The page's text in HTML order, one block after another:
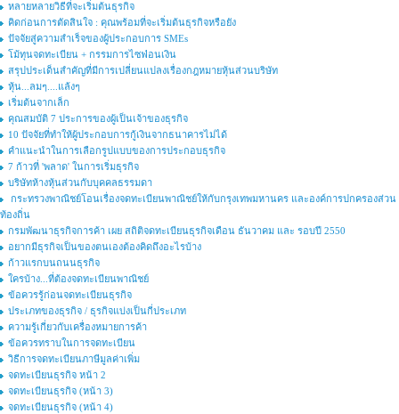
หลายหลายวิธีที่จะเริ่มต้นธุรกิจ
คิดก่อนการตัดสินใจ : คุณพร้อมที่จะเริ่มต้นธุรกิจหรือยัง
ปัจจัยสู่ความสำเร็จของผู้ประกอบการ SMEs
โม้ทุนจดทะเบียน + กรรมการไซฟ่อนเงิน
สรุปประเด็นสำคัญที่มีการเปลี่ยนแปลงเรื่องกฎหมายหุ้นส่วนบริษัท
หุ้น...ลมๆ....แล้งๆ
เริ่มต้นจากเล็ก
คุณสมบัติ 7 ประการของผู้เป็นเจ้าของธุรกิจ
10 ปัจจัยที่ทำให้ผู้ประกอบการกู้เงินจากธนาคารไม่ได้
คำแนะนำในการเลือกรูปแบบของการประกอบธุรกิจ
7 ก้าวที่ 'พลาด' ในการเริ่มธุรกิจ
บริษัทห้างหุ้นส่วนกับบุคคลธรรมดา
กระทรวงพาณิชย์โอนเรื่องจดทะเบียนพาณิชย์ให้กับกรุงเทพมหานคร และองค์การปกครองส่วน
ท้องถิ่น
กรมพัฒนาธุรกิจการค้า เผย สถิติจดทะเบียนธุรกิจเดือน ธันวาคม และ รอบปี 2550
อยากมีธุรกิจเป็นของตนเองต้องคิดถึงอะไรบ้าง
ก้าวแรกบนถนนธุรกิจ
ใครบ้าง...ที่ต้องจดทะเบียนพาณิชย์
ข้อควรรู้ก่อนจดทะเบียนธุรกิจ
ประเภทของธุรกิจ / ธุรกิจแบ่งเป็นกี่ประเภท
ความรู้เกี่ยวกับเครื่องหมายการค้า
ข้อควรทราบในการจดทะเบียน
วิธีการจดทะเบียนภาษีมูลค่าเพิ่ม
จดทะเบียนธุรกิจ หน้า 2
จดทะเบียนธุรกิจ (หน้า 3)
จดทะเบียนธุรกิจ (หน้า 4)